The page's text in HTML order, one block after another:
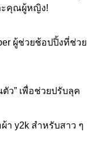
ะคุณผู้หญิง!
ผู้ช่วยช้อปปิ้งที่ช่วย
ว” เพื่อช่วยปรับลุค
า y2k สำหรับสาว ๆ